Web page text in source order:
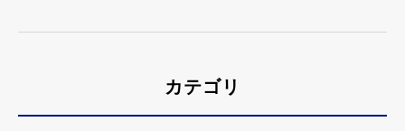
カテゴリ